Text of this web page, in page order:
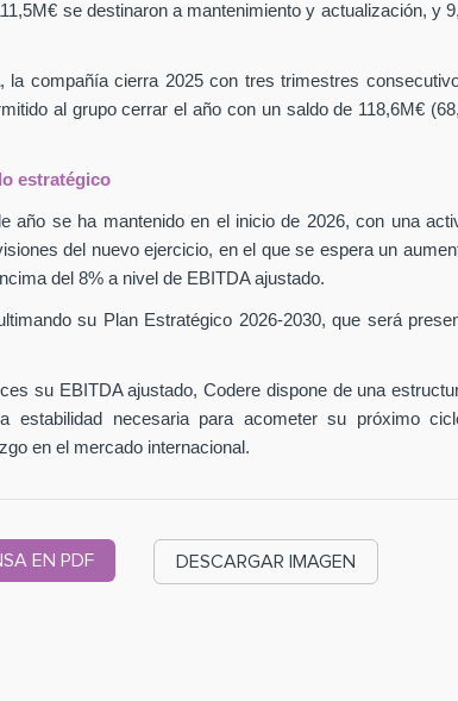
se destinaron a mantenimiento y actualización, y
, la compañía cierra 2025 con tres trimestres
al grupo cerrar el año con un saldo de 118,6M€
estratégico
año se ha mantenido en el inicio de 2026, con una
del nuevo ejercicio, en el que se espera un
del 8% a nivel de EBITDA ajustado.
su Plan Estratégico 2026-2030, que será
su EBITDA ajustado, Codere dispone de una
estabilidad necesaria para acometer su próximo
en el mercado internacional.
EN PDF DESCARGAR IMAGEN